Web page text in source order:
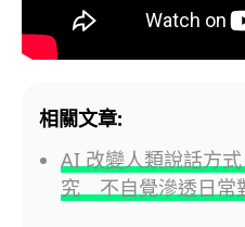
相關文章:
AI 改變人類說話方
究 不自覺滲透日常